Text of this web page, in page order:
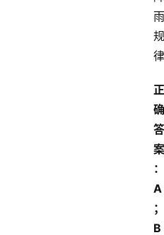
雨
规
律
正
确
答
案
：
A
；
B